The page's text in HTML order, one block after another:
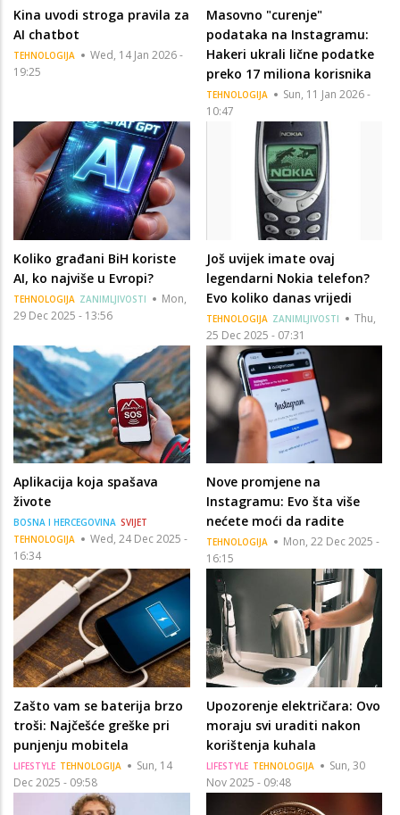
Kina uvodi stroga pravila za
AI chatbot
TEHNOLOGIJA
Wed, 14 Jan 2026 -
19:25
Masovno "curenje"
podataka na Instagramu:
Hakeri ukrali lične podatke
preko 17 miliona korisnika
TEHNOLOGIJA
Sun, 11 Jan 2026 -
10:47
Koliko građani BiH koriste
AI, ko najviše u Evropi?
TEHNOLOGIJA ZANIMLJIVOSTI
Mon,
29 Dec 2025 - 13:56
Još uvijek imate ovaj
legendarni Nokia telefon?
Evo koliko danas vrijedi
TEHNOLOGIJA ZANIMLJIVOSTI
Thu,
25 Dec 2025 - 07:31
Aplikacija koja spašava
živote
BOSNA I HERCEGOVINA SVIJET
TEHNOLOGIJA
Wed, 24 Dec 2025 -
16:34
Nove promjene na
Instagramu: Evo šta više
nećete moći da radite
TEHNOLOGIJA
Mon, 22 Dec 2025 -
16:15
Zašto vam se baterija brzo
troši: Najčešće greške pri
punjenju mobitela
LIFESTYLE TEHNOLOGIJA
Sun, 14
Dec 2025 - 09:58
Upozorenje električara: Ovo
moraju svi uraditi nakon
korištenja kuhala
LIFESTYLE TEHNOLOGIJA
Sun, 30
Nov 2025 - 09:48